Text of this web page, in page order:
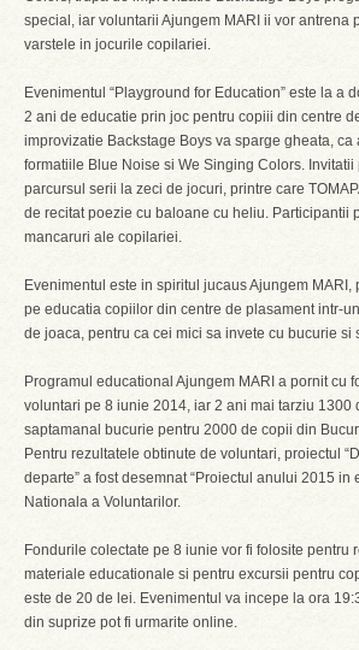
special, iar voluntarii Ajungem MARI ii vor antrena
varstele in jocurile copilariei.
Evenimentul “Playground for Education” este la a
2 ani de educatie prin joc pentru copiii din centre
improvizatie Backstage Boys va sparge gheata,
formatiile Blue Noise si We Singing Colors. Invitatii
parcursul serii la zeci de jocuri, printre care
de recitat poezie cu baloane cu heliu. Participantii
mancaruri ale copilariei.
Evenimentul este in spiritul jucaus Ajungem
pe educatia copiilor din centre de plasament intr-
de joaca, pentru ca cei mici sa invete cu bucurie si
Programul educational Ajungem MARI a pornit cu
voluntari pe 8 iunie 2014, iar 2 ani mai tarziu 1300
saptamanal bucurie pentru 2000 de copii din
Pentru rezultatele obtinute de voluntari, proiectul
departe” a fost desemnat “Proiectul anului 2015 in
Nationala a Voluntarilor.
Fondurile colectate pe 8 iunie vor fi folosite pentru
materiale educationale si pentru excursii pentru
este de 20 de lei. Evenimentul va incepe la ora
din suprize pot fi urmarite online.